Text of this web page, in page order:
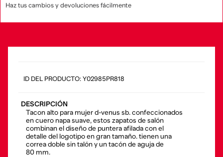
Haz tus cambios y devoluciones fácilmente
: Y02985PR818
DESCRIPCIÓN
Tacon alto para mujer d-venus sb. confeccionados
en cuero napa suave, estos zapatos de salón
combinan el diseño de puntera afilada con el
detalle del logotipo en gran tamaño. tienen una
correa doble sin talón y un tacón de aguja de
80 mm.